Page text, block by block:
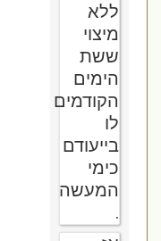
ללא
מיצוי
ששת
הימים
הקודמים
בייעודם
כימי
המעשה